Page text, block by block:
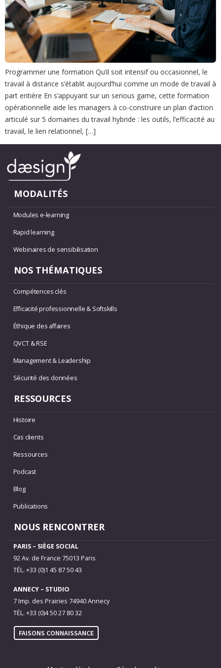
Programmer une formation Qu’il soit intensif ou occasionnel, le
travail à distance s’établit aujourd’hui comme un mode de travail à
part entière En s’appuyant sur un serious game, cette formation
opérationnelle aide les managers à co-construire un plan d’action
articulé sur 5 domaines du travail hybride : les outils, l’efficacité au
travail, le lien relationnel, […]
MODALITÉS
Modules e-learning
Rapid learning
Webinaires de sensibilisation
NOS THÉMATIQUES
Compétences clés
Efficacité professionnelle & Softskills
Éthique des affaires
QVCT & RSE
Management & Leadership
Sécurité des données
RESSOURCES
Histoire
Cas clients
Ressources
Podcast
Blog
Publications
NOUS RENCONTRER
PARIS – SIÈGE SOCIAL
92 Av. de France 75013 Paris
TÉL. +33 (0)1 45 87 50 43
ANNECY – STUDIO
7 Imp. des Prairies 74940 Annecy
TÉL. +33 (0)4 50 27 80 32
FAISONS CONNAISSANCE